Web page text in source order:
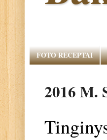
FOTO RECEPTAI
2016 M.